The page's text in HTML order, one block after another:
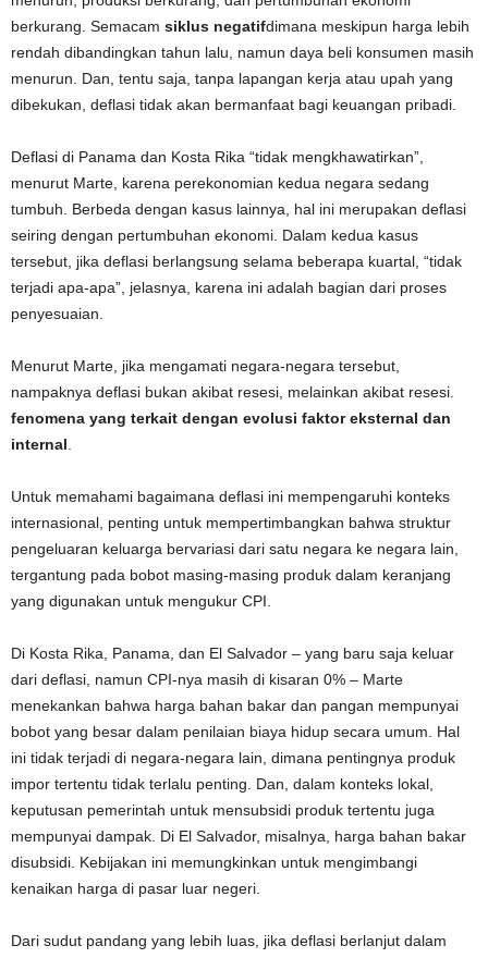
berkurang. Semacam siklus negatifdimana meskipun harga lebih
rendah dibandingkan tahun lalu, namun daya beli konsumen masih
menurun. Dan, tentu saja, tanpa lapangan kerja atau upah yang
dibekukan, deflasi tidak akan bermanfaat bagi keuangan pribadi.
Deflasi di Panama dan Kosta Rika “tidak mengkhawatirkan”,
menurut Marte, karena perekonomian kedua negara sedang
tumbuh. Berbeda dengan kasus lainnya, hal ini merupakan deflasi
seiring dengan pertumbuhan ekonomi. Dalam kedua kasus
tersebut, jika deflasi berlangsung selama beberapa kuartal, “tidak
terjadi apa-apa”, jelasnya, karena ini adalah bagian dari proses
penyesuaian.
Menurut Marte, jika mengamati negara-negara tersebut,
nampaknya deflasi bukan akibat resesi, melainkan akibat resesi.
fenomena yang terkait dengan evolusi faktor eksternal dan
internal
Untuk memahami bagaimana deflasi ini mempengaruhi konteks
internasional, penting untuk mempertimbangkan bahwa struktur
pengeluaran keluarga bervariasi dari satu negara ke negara lain,
tergantung pada bobot masing-masing produk dalam keranjang
yang digunakan untuk mengukur CPI.
Di Kosta Rika, Panama, dan El Salvador – yang baru saja keluar
dari deflasi, namun CPI-nya masih di kisaran 0% – Marte
menekankan bahwa harga bahan bakar dan pangan mempunyai
bobot yang besar dalam penilaian biaya hidup secara umum. Hal
ini tidak terjadi di negara-negara lain, dimana pentingnya produk
impor tertentu tidak terlalu penting. Dan, dalam konteks lokal,
keputusan pemerintah untuk mensubsidi produk tertentu juga
mempunyai dampak. Di El Salvador, misalnya, harga bahan bakar
disubsidi. Kebijakan ini memungkinkan untuk mengimbangi
kenaikan harga di pasar luar negeri.
Dari sudut pandang yang lebih luas, jika deflasi berlanjut dalam